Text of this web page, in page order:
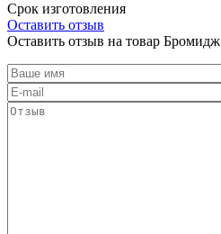
Срок изготовления
Оставить отзыв
Оставить отзыв на товар Бромидж